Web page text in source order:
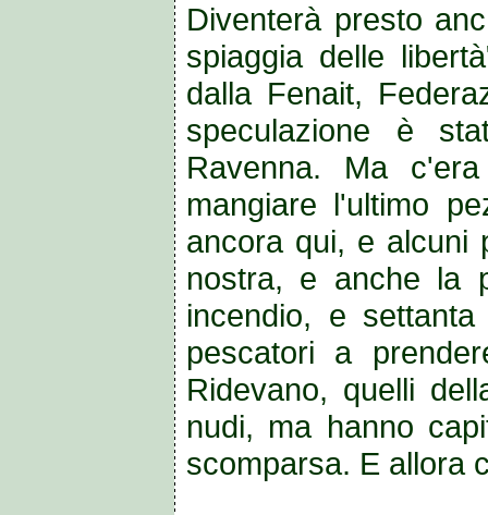
Diventerà presto
spiaggia delle
dalla Fenait,
speculazione è
Ravenna. Ma
mangiare l'ultimo
ancora qui, e alcuni
nostra, e anche la
incendio, e
pescatori a
Ridevano, quelli
nudi, ma hanno
scomparsa. E allora